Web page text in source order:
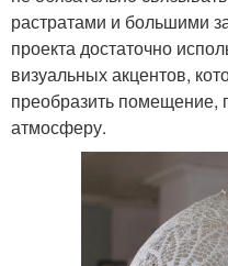
растратами и большими
проекта достаточно
визуальных акцентов,
преобразить помещение,
атмосферу.